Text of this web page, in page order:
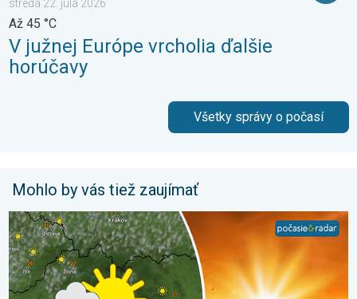
streda 22. júla 2026
Až 45 °C
V južnej Európe vrcholia ďalšie
horúčavy
Všetky správy o počasí
Mohlo by vás tiež zaujímať
Extrém ustúpi, horúčavy zostanú. Výhľad počasia. . . streda 5.